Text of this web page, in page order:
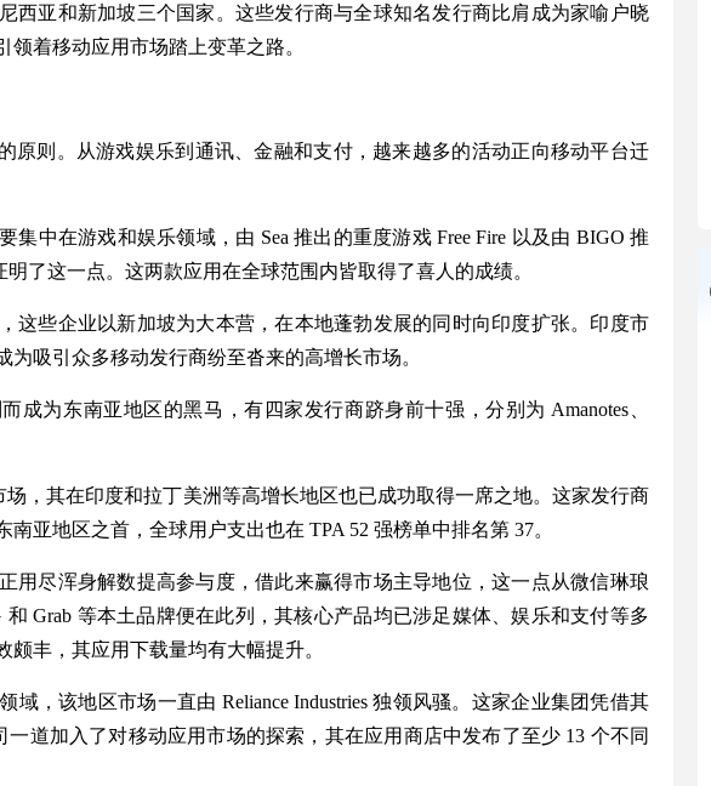
西亚和新加坡三个国家。这些发行商与全球知名发行商比肩成为家喻户晓
着移动应用市场踏上变革之路。
原则。从游戏娱乐到通讯、金融和支付，越来越多的活动正向移动平台迁
集中在游戏和娱乐领域，由 Sea 推出的重度游戏 Free Fire 以及由 BIGO 推
了这一点。这两款应用在全球范围内皆取得了喜人的成绩。
这些企业以新加坡为大本营，在本地蓬勃发展的同时向印度扩张。印度市
吸引众多移动发行商纷至沓来的高增长市场。
成为东南亚地区的黑马，有四家发行商跻身前十强，分别为 Amanotes、
场，其在印度和拉丁美洲等高增长地区也已成功取得一席之地。这家发行商
亚地区之首，全球用户支出也在 TPA 52 强榜单中排名第 37。
用尽浑身解数提高参与度，借此来赢得市场主导地位，这一点从微信琳琅
Grab 等本土品牌便在此列，其核心产品均已涉足媒体、娱乐和支付等多
丰，其应用下载量均有大幅提升。
域，该地区市场一直由 Reliance Industries 独领风骚。这家企业集团凭借其
道加入了对移动应用市场的探索，其在应用商店中发布了至少 13 个不同